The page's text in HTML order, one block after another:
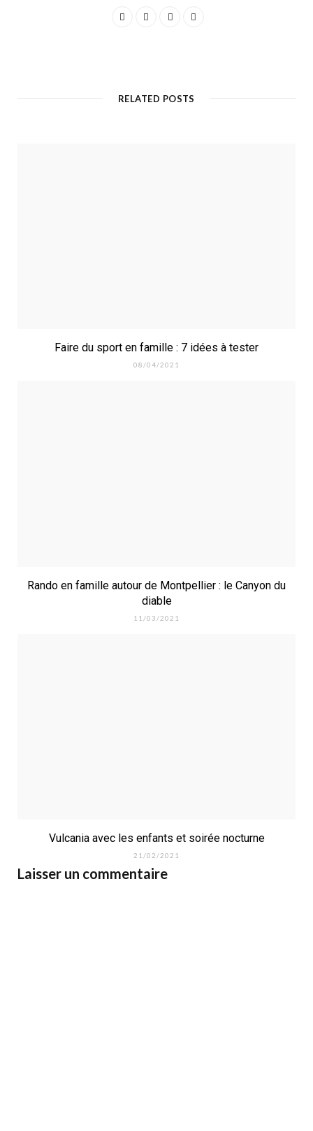
RELATED POSTS
Faire du sport en famille : 7 idées à tester
08/04/2021
Rando en famille autour de Montpellier : le Canyon du
diable
11/03/2021
Vulcania avec les enfants et soirée nocturne
21/02/2021
Laisser un commentaire